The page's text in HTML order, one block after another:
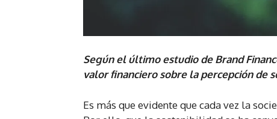
Según el último estudio de Brand
valor financiero sobre la percepción de
Es más que evidente que cada vez la